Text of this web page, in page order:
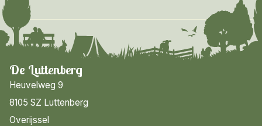
De Luttenberg
Heuvelweg 9
8105 SZ Luttenberg
Overijssel